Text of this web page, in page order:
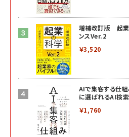
増補改訂版 起業
ンスVer.2
￥3,520
AIで集客する仕
に選ばれるAI検
￥1,760